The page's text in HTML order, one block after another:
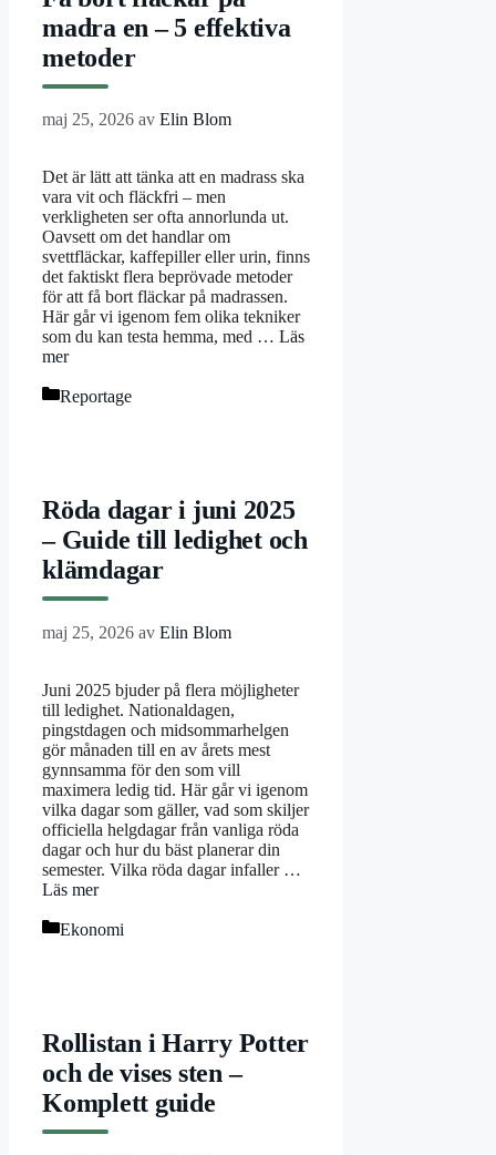
madra en – 5 effektiva
metoder
maj 25, 2026 av Elin Blom
Det är lätt att tänka att en madrass ska
vara vit och fläckfri – men
verkligheten ser ofta annorlunda ut.
Oavsett om det handlar om
svettfläckar, kaffepiller eller urin, finns
det faktiskt flera beprövade metoder
för att få bort fläckar på madrassen.
Här går vi igenom fem olika tekniker
som du kan testa hemma, med … Läs
mer
Kategorier
Reportage
Röda dagar i juni 2025
– Guide till ledighet och
klämdagar
maj 25, 2026 av Elin Blom
Juni 2025 bjuder på flera möjligheter
till ledighet. Nationaldagen,
pingstdagen och midsommarhelgen
gör månaden till en av årets mest
gynnsamma för den som vill
maximera ledig tid. Här går vi igenom
vilka dagar som gäller, vad som skiljer
officiella helgdagar från vanliga röda
dagar och hur du bäst planerar din
semester. Vilka röda dagar infaller …
Läs mer
Kategorier
Ekonomi
Rollistan i Harry Potter
och de vises sten –
Komplett guide